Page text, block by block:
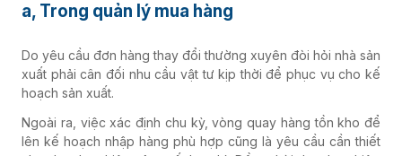
a, Trong quản lý mua hàng
Do yêu cầu đơn hàng thay đổi thường xuyên đòi hỏi nhà sản
xuất phải cân đối nhu cầu vật tư kịp thời để phục vụ cho kế
hoạch sản xuất.
Ngoài ra, việc xác định chu kỳ, vòng quay hàng tồn kho để
lên kế hoạch nhập hàng phù hợp cũng là yêu cầu cần thiết